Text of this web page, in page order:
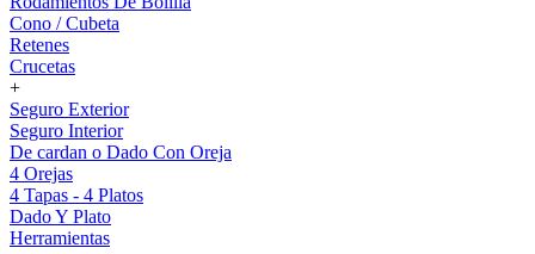
Cono / Cubeta
Retenes
Crucetas
+
Seguro Exterior
Seguro Interior
De cardan o Dado Con Oreja
4 Orejas
4 Tapas - 4 Platos
Dado Y Plato
Herramientas